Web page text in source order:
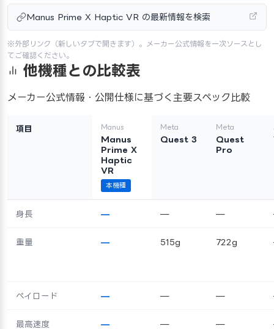
Manus Prime X Haptic VR の最新情報を検索
※外部リンク（新しいタブで開きます）。メーカー公式情報を一次ソースとし
てご確認ください。
他機種との比較表
メーカー公式情報・公開仕様に基づく主要スペック比較
項目 Manus
Manus
Prime X
Haptic
VR
本機種
Meta
Quest 3
Meta
Quest
Pro
身長 — — —
重量 — 515g 722g
ペイロード — — —
最高速度 — — —